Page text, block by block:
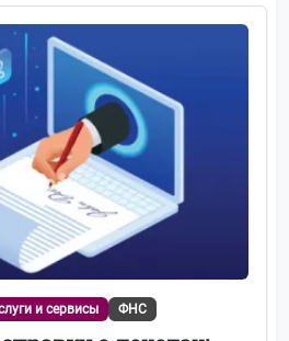
и сервисы ФНС